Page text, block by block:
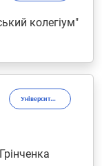
колегіум"
Університет Грінченка